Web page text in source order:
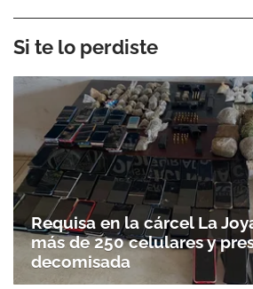
Si te lo perdiste
Requisa en la cárcel La
más de 250 celulares y
decomisada